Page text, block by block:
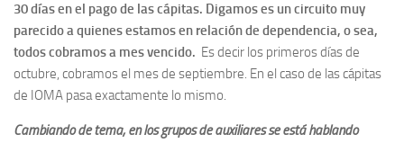
30 días en el pago de las cápitas. Digamos es un circuito muy
parecido a quienes estamos en relación de dependencia, o sea,
todos cobramos a mes vencido. Es decir los primeros días de
octubre, cobramos el mes de septiembre. En el caso de las cápitas
de IOMA pasa exactamente lo mismo.
Cambiando de tema, en los grupos de auxiliares se está hablando